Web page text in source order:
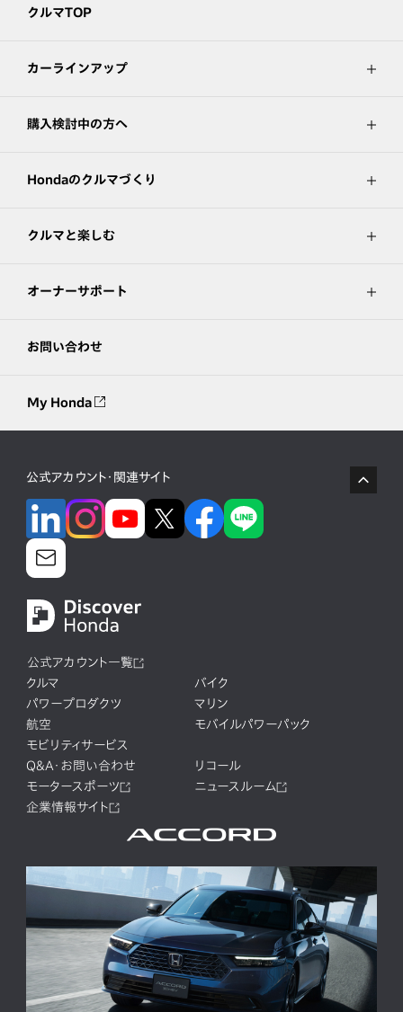
クルマTOP
カーラインアップ
購入検討中の方へ
Hondaのクルマづくり
クルマと楽しむ
オーナーサポート
お問い合わせ
My Honda
公式アカウント・関連サイト
公式アカウント一覧
クルマ
バイク
パワープロダクツ
マリン
航空
モバイルパワーパック
モビリティサービス
Q&A・お問い合わせ
リコール
モータースポーツ
ニュースルーム
企業情報サイト